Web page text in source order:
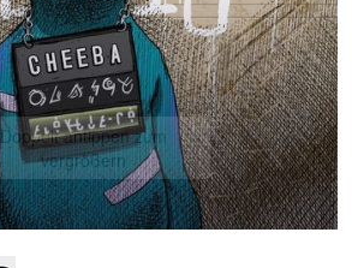
Doppelt antippen zum
vergrößern